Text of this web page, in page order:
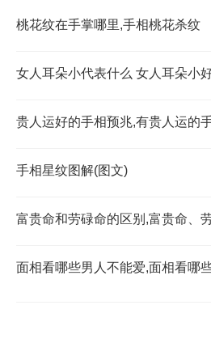
桃花纹在手掌哪里,手相桃花杀纹
女人耳朵小代表什么 女人耳朵小
贵人运好的手相预兆,有贵人运的
手相星纹图解(图文)
富贵命和劳碌命的区别,富贵命、
面相看哪些男人不能爱,面相看哪